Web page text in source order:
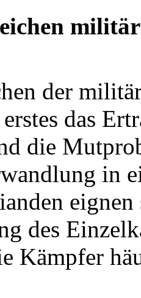
der
das
die
in
des
Kämpfer